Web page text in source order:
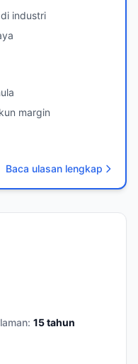
industri
margin
Baca ulasan lengkap
15tahun